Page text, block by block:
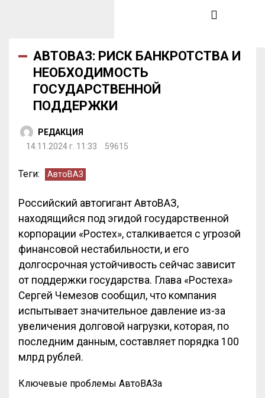
АВТОВАЗ: РИСК БАНКРОТСТВА И
НЕОБХОДИМОСТЬ
ГОСУДАРСТВЕННОЙ
ПОДДЕРЖКИ
РЕДАКЦИЯ
14.11.2024 г. 11:33
59615
Теги: АвтоВАЗ
Российский автогигант АвтоВАЗ,
находящийся под эгидой государственной
корпорации «Ростех», сталкивается с угрозой
финансовой нестабильности, и его
долгосрочная устойчивость сейчас зависит
от поддержки государства. Глава «Ростеха»
Сергей Чемезов сообщил, что компания
испытывает значительное давление из-за
увеличения долговой нагрузки, которая, по
последним данным, составляет порядка 100
млрд рублей.
Ключевые проблемы АвтоВАЗа